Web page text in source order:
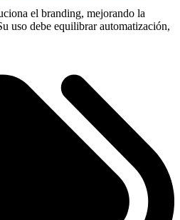
el branding, mejorando la
uso debe equilibrar automatización,